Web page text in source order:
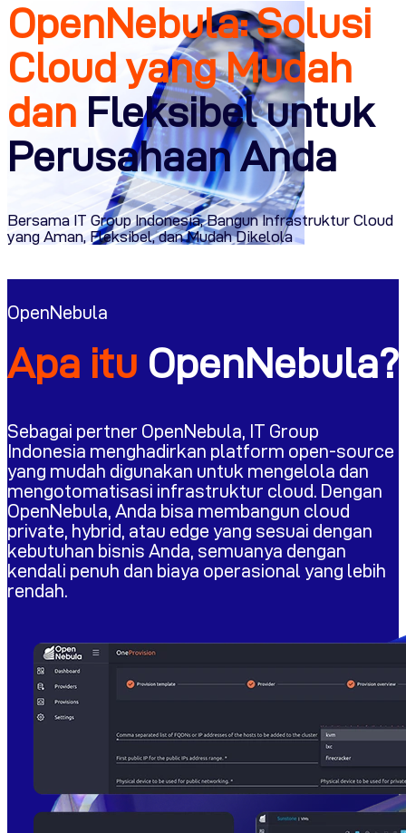
OpenNebula: Solusi
Cloud yang Mudah
dan Fleksibel untuk
Perusahaan Anda
Bersama IT Group Indonesia, Bangun Infrastruktur Cloud
yang Aman, Fleksibel, dan Mudah Dikelola
OpenNebula
Apa itu OpenNebula?
Sebagai pertner OpenNebula, IT Group
Indonesia menghadirkan platform open-source
yang mudah digunakan untuk mengelola dan
mengotomatisasi infrastruktur cloud. Dengan
OpenNebula, Anda bisa membangun cloud
private, hybrid, atau edge yang sesuai dengan
kebutuhan bisnis Anda, semuanya dengan
kendali penuh dan biaya operasional yang lebih
rendah.